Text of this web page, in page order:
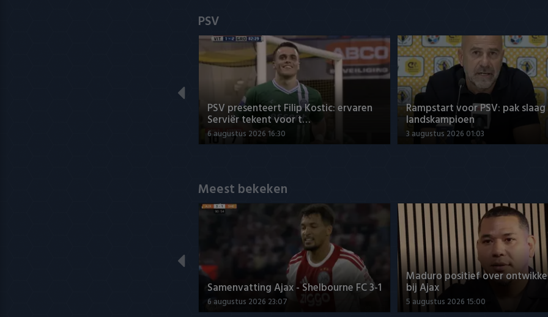
PSV
PSV presenteert Filip Kostic: ervaren
Serviër tekent voor t…
6 augustus 2026 16:30
Rampstart voor PSV: pak
landskampioen
3 augustus 2026 01:03
Meest bekeken
Samenvatting Ajax - Shelbourne FC 3-1
6 augustus 2026 23:07
Maduro positief over
bij Ajax
5 augustus 2026 15:00